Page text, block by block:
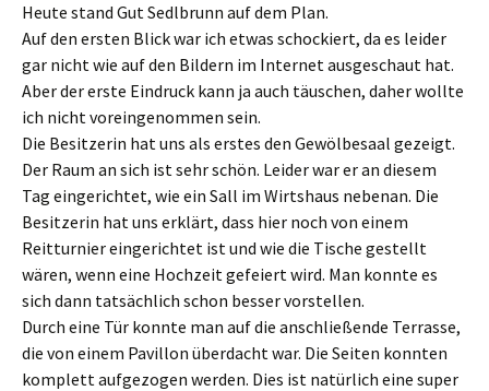
Heute stand Gut Sedlbrunn auf dem Plan.
Auf den ersten Blick war ich etwas schockiert, da es leider
gar nicht wie auf den Bildern im Internet ausgeschaut hat.
Aber der erste Eindruck kann ja auch täuschen, daher wollte
ich nicht voreingenommen sein.
Die Besitzerin hat uns als erstes den Gewölbesaal gezeigt.
Der Raum an sich ist sehr schön. Leider war er an diesem
Tag eingerichtet, wie ein Sall im Wirtshaus nebenan. Die
Besitzerin hat uns erklärt, dass hier noch von einem
Reitturnier eingerichtet ist und wie die Tische gestellt
wären, wenn eine Hochzeit gefeiert wird. Man konnte es
sich dann tatsächlich schon besser vorstellen.
Durch eine Tür konnte man auf die anschließende Terrasse,
die von einem Pavillon überdacht war. Die Seiten konnten
komplett aufgezogen werden. Dies ist natürlich eine super